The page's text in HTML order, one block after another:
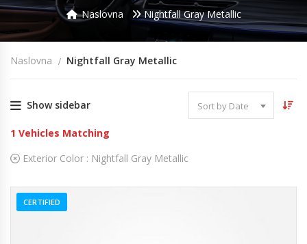
Naslovna Nightfall Gray Metallic
Naslovna Nightfall Gray Metallic
Show sidebar Sort by Date
1 Vehicles Matching
Exterior Color : Nightfall Gray Metallic
CERTIFIED